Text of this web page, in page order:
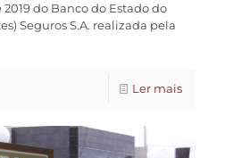
2019 do Banco do Estado do
Seguros S.A. realizada pela
Ler mais